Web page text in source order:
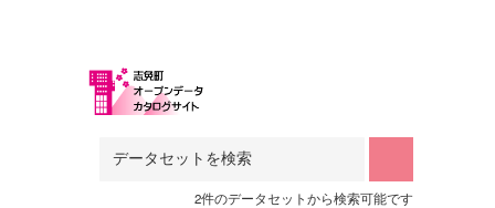
2件のデータセットから検索可能です